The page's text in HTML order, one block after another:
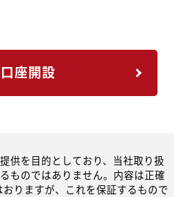
座開設
供を目的としており、当社取り扱
ものではありません。内容は正確
りますが、これを保証するもので